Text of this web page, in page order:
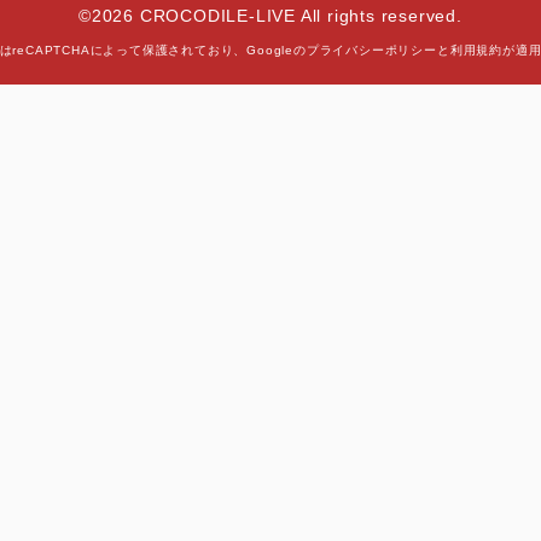
©2026 CROCODILE-LIVE All rights reserved.
reCAPTCHAによって保護されており、Googleのプライバシーポリシー と 利用規約が適